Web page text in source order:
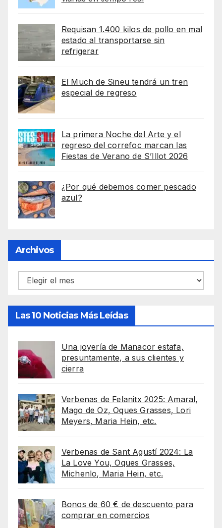
Requisan 1.400 kilos de pollo en mal
estado al transportarse sin
refrigerar
El Much de Sineu tendrá un tren
especial de regreso
La primera Noche del Arte y el
regreso del correfoc marcan las
Fiestas de Verano de S’Illot 2026
¿Por qué debemos comer pescado
azul?
Archivos
Archivos
Las 10 Noticias Más Leídas
Una joyería de Manacor estafa,
presuntamente, a sus clientes y
cierra
Verbenas de Felanitx 2025: Amaral,
Mago de Oz, Oques Grasses, Lori
Meyers, Maria Hein, etc.
Verbenas de Sant Agustí 2024: La
La Love You, Oques Grasses,
Michenlo, Maria Hein, etc.
Bonos de 60 € de descuento para
comprar en comercios